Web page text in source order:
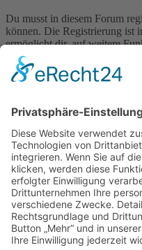
Du musst in diesem Forum
können. Die Registrierung ist
ermöglicht dir, auf weitere
Administration kann
Berechtigungen zuweisen.
Nutzungsbedingungen und
wenn du dich in diesem Board
Nutzungsbedingungen|
Registrieren
Foren-Übersicht
Alle Zeiten sind
Alle Cookies löschen
Powered byphpBB® Forum